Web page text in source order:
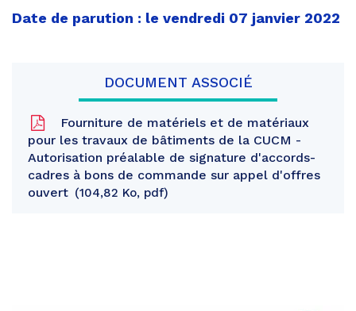
Date de parution : le vendredi 07 janvier 2022
DOCUMENT ASSOCIÉ
Fourniture de matériels et de matériaux
pour les travaux de bâtiments de la CUCM -
Autorisation préalable de signature d'accords-
cadres à bons de commande sur appel d'offres
ouvert
104,82 Ko, pdf